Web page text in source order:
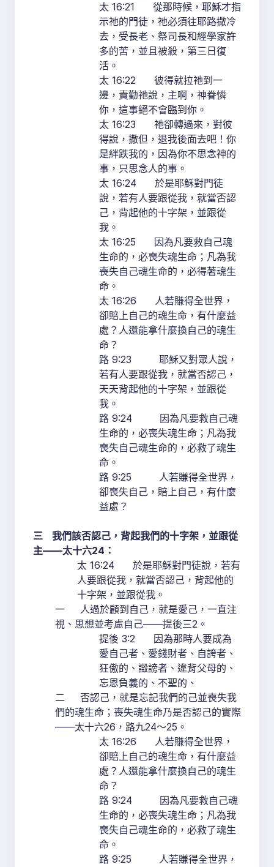
太 16:21 從那時候，耶穌才指
示祂的門徒，祂必須往耶路撒冷
去，受長老、祭司長和經學家許
多的苦，並且被殺，第三日復
活。
太 16:22 彼得就拉祂到一
邊，責勸祂說，主啊，神眷憐
你，這事絕不會臨到你。
太 16:23 祂卻轉過來，對彼
得說，撒但，退我後面去吧！你
是絆跌我的，因為你不思念神的
事，只思念人的事。
太 16:24 於是耶穌對門徒
說，若有人要跟從我，就當否認
己，背起他的十字架，並跟從
我。
太 16:25 因為凡要救自己魂
生命的，必喪失魂生命；凡為我
喪失自己魂生命的，必得著魂生
命。
太 16:26 人若賺得全世界，
卻賠上自己的魂生命，有什麼益
處？人還能拿什麼換自己的魂生
命？
路 9:23 耶穌又對眾人說，
若有人要跟從我，就當否認己，
天天背起他的十字架，並跟從
我。
路 9:24 因為凡要救自己魂
生命的，必喪失魂生命；凡為我
喪失自己魂生命的，必救了魂生
命。
路 9:25 人若賺得全世界，
卻喪失自己，賠上自己，有什麼
益處？
三
我們該否認己，背起我們的十字架，並跟從
主——太十六24 ：
太 16:24 於是耶穌對門徒說，若有
人要跟從我，就當否認己，背起他的
十字架，並跟從我。
一 人過於顧到自己，就是愛己，一直注
視、思想並考慮自己——提後三2。
提後 3:2 因為那時人要成為
愛自己者、愛錢財者、自誇者、
狂傲的、譭謗者、違背父母的、
忘恩負義的、不聖的、
二 否認己，就是忘記我們的己並喪失我
們的魂生命；喪失魂生命乃是否認己的實際
——太十六26，路九24～25。
太 16:26 人若賺得全世界，
卻賠上自己的魂生命，有什麼益
處？人還能拿什麼換自己的魂生
命？
路 9:24 因為凡要救自己魂
生命的，必喪失魂生命；凡為我
喪失自己魂生命的，必救了魂生
命。
路 9:25 人若賺得全世界，